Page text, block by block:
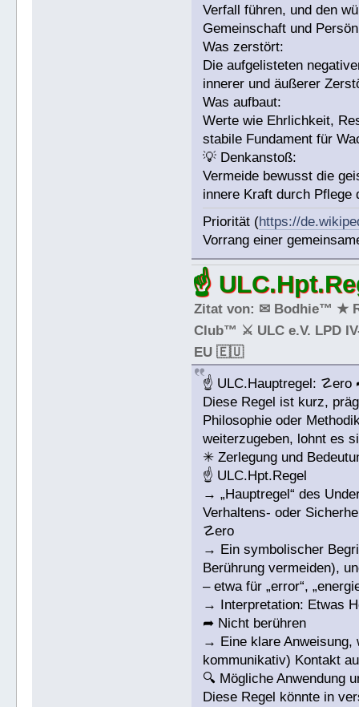
Verfall führen, und den
Gemeinschaft und
Was zerstört:
Die aufgelisteten
innerer und äußerer
Was aufbaut:
Werte wie Ehrlichkeit,
stabile Fundament für
💡 Denkanstoß:
Vermeide bewusst die
innere Kraft durch
Priorität (https://
Vorrang einer
☝
Zitat von: ✉ Bodhie™ ★
Club™ ⚔ ULC e.V. LPD
EU 🇪🇺
☝ ULC.Hauptregel: ☡ero
Diese Regel ist kurz,
Philosophie oder
weiterzugeben, lohnt es
✳ Zerlegung und
☝ ULC.Hpt.Regel
→ „Hauptregel“ des
Verhaltens- oder
☡ero
→ Ein symbolischer
Berührung vermeiden),
– etwa für „error“,
→ Interpretation: Etwas
➦ Nicht berühren
→ Eine klare Anweisung,
kommunikativ) Kontakt
🔍 Mögliche Anwendung
Diese Regel könnte in